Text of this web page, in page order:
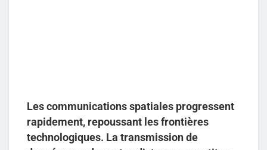
Les communications spatiales progressent
rapidement, repoussant les frontières
technologiques. La transmission de